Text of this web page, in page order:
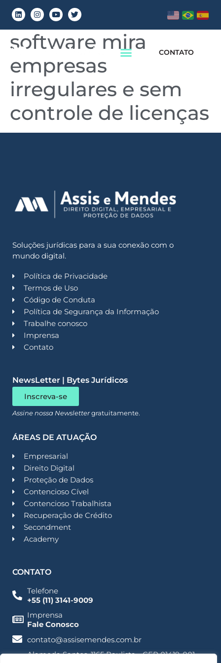
CONTATO
Auditoria de
software mira
empresas
irregulares e sem
controle de licenças
Soluções jurídicas para a sua conexão com o
mundo digital.
Política de Privacidade
Termos de Uso
Código de Conduta
Política de Segurança da Informação
Trabalhe conosco
Imprensa
Contato
NewsLetter | Bytes Jurídicos
Inscreva-se
Assine nossa Newslettergratuitamente.
ÁREAS DE ATUAÇÃO
Empresarial
Direito Digital
Proteção de Dados
Contencioso Cível
Contencioso Trabalhista
Recuperação de Crédito
Secondment
Academy
CONTATO
Telefone
+55 (11) 3141-9009
Imprensa
Fale Conosco
contato@assisemendes.com.br
Alameda Santos, 1165 Paulista - CEP 01419-001 -